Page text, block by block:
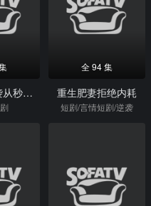
外卖员的逆袭从秒杀系统开始
全 94 集
重生肥妻拒绝内耗
短剧/言情短剧/逆袭